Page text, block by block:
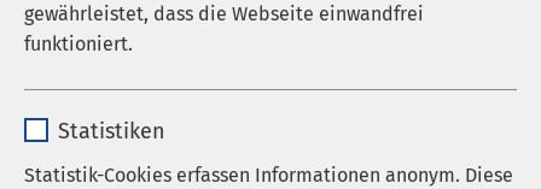
gewährleistet, dass die Webseite einwandfrei
funktioniert.
Anbieter sgalinski
Statistiken
Statistik-Cookies erfassen Informationen anonym. Diese